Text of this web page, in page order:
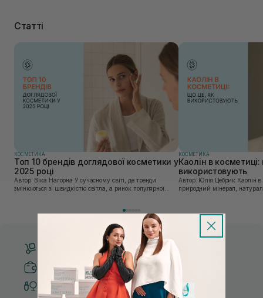
Статті
КОСМЕТИКА
Топ 10 брендів доглядової косметики у
2025 році
Автор: Віка Нагорна У сучасному світі, де тренди
змінюються зі швидкістю світла, а ринок популярної
КОСМЕТИКА
Каолін в
використовують
Автор: Юлія Цебрик Каолін в косметології – це
природний мінерал,
Безкоштовна доставка від 3000 UAH
Безпечні способи оплати
Тільки оригінальна косметика